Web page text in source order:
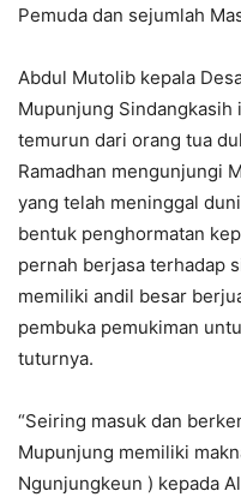
Pemuda dan sejumlah
Abdul Mutolib kepala
Mupunjung
temurun dari orang tua
Ramadhan mengunjungi
yang telah meninggal
bentuk penghormatan
pernah berjasa terhadap
memiliki andil besar
pembuka pemukiman
tuturnya.
“Seiring masuk dan
Mupunjung memiliki
Ngunjungkeun ) kepada